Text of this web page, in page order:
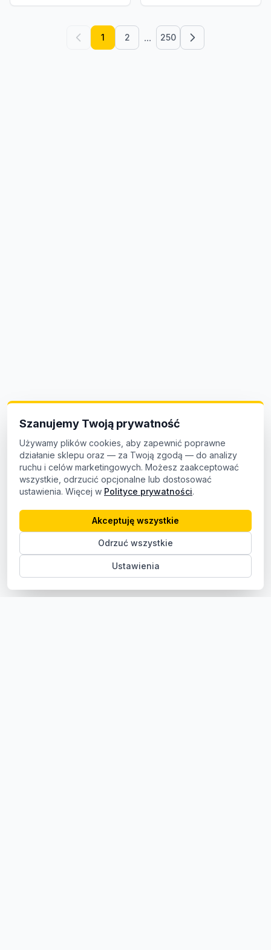
1 2 ... 250
Szanujemy Twoją prywatność
Używamy plików cookies, aby zapewnić poprawne
działanie sklepu oraz — za Twoją zgodą — do analizy
ruchu i celów marketingowych. Możesz zaakceptować
wszystkie, odrzucić opcjonalne lub dostosować
ustawienia. Więcej w Polityce prywatności.
Ustawienia
Odrzuć wszystkie
Akceptuję wszystkie